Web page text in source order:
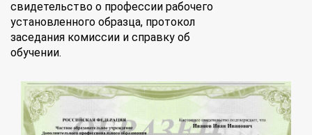
свидетельство о профессии рабочего
установленного образца, протокол
заседания комиссии и справку об
обучении.